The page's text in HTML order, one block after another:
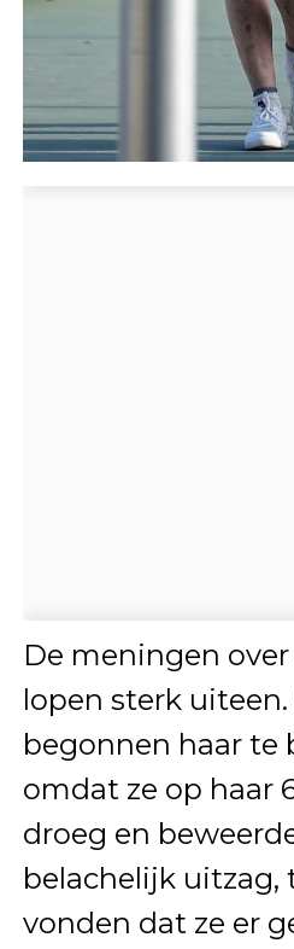
De meningen
lopen sterk
begonnen haar te
omdat ze op haar
droeg en
belachelijk uitzag,
vonden dat ze er